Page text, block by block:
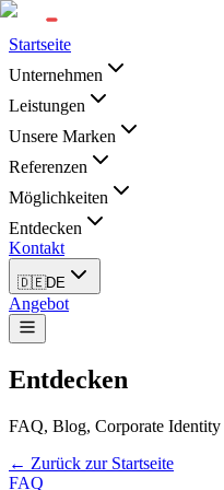
Startseite
Unternehmen
Leistungen
Unsere Marken
Referenzen
Möglichkeiten
Entdecken
Kontakt
🇩🇪DE
Angebot
Entdecken
FAQ, Blog, Corporate
← Zurück zur Startseite
FAQ